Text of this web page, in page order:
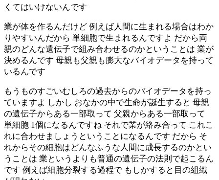
くてはいけないんです
業が体を作るんだけど 例えば人間に生まれる場合はわか
りやすいんだから 単細胞で生まれるんですよ だから両
親のどんな遺伝子で組み合わせるのかということは 業が
決めるんです 母親も父親も膨大なバイオデータを持って
いるんです
もうものすごいむしろの過去からのバイオデータを持っ
ていますよ しかし おなかの中で生命が誕生すると 母親
の遺伝子からある一部取って 父親からある一部取って
単細胞 1個になるんですね それで業が絡み合って これこ
れに合わせましょうということになるんです だから そ
れからその細胞はどんなふうな人間に成長するのかとい
うことは 業というよりも普通の遺伝子の法則で起こるん
です 例えば細胞分裂する過程で もしかすると目の組織